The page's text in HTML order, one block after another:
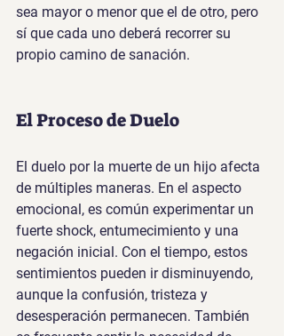
sea mayor o menor que el de otro, pero
sí que cada uno deberá recorrer su
propio camino de sanación.
El Proceso de Duelo
El duelo por la muerte de un hijo afecta
de múltiples maneras. En el aspecto
emocional, es común experimentar un
fuerte shock, entumecimiento y una
negación inicial. Con el tiempo, estos
sentimientos pueden ir disminuyendo,
aunque la confusión, tristeza y
desesperación permanecen. También